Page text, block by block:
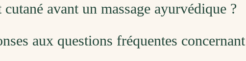
avant un massage ayurvédique ?
aux questions fréquentes